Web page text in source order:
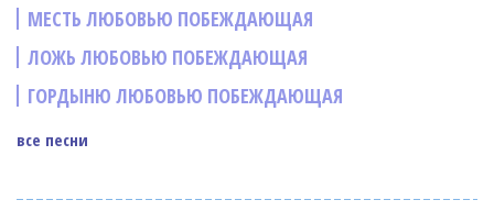
МЕСТЬ ЛЮБОВЬЮ ПОБЕЖДАЮЩАЯ
ЛОЖЬ ЛЮБОВЬЮ ПОБЕЖДАЮЩАЯ
ГОРДЫНЮ ЛЮБОВЬЮ ПОБЕЖДАЮЩАЯ
все песни